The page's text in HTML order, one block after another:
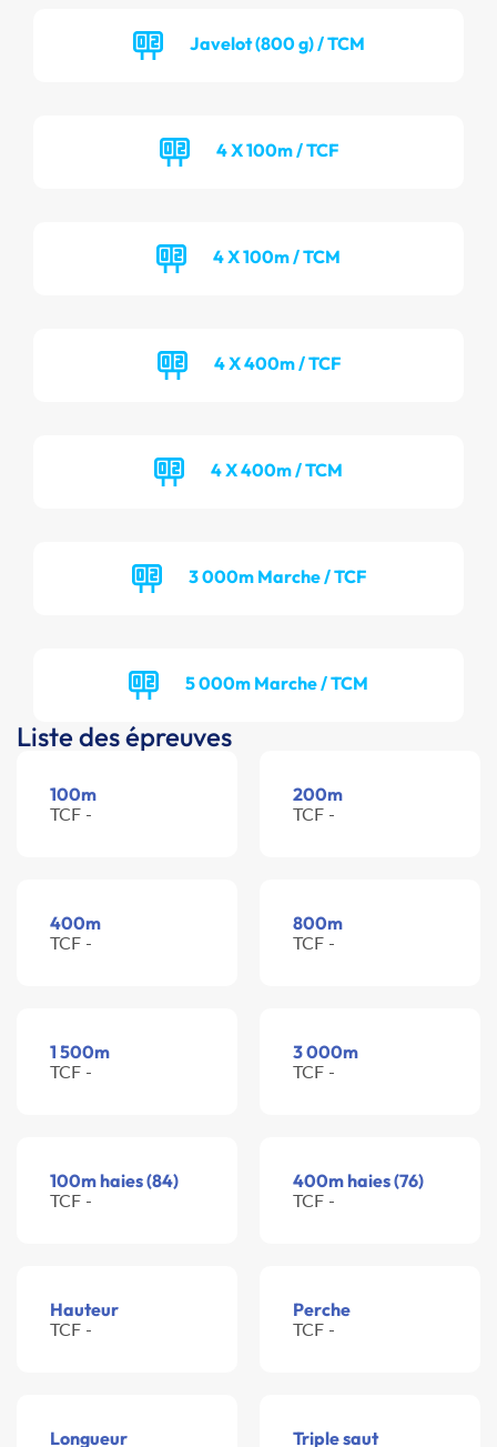
Javelot (800 g) / TCM
4 X 100m / TCF
4 X 100m / TCM
4 X 400m / TCF
4 X 400m / TCM
3 000m Marche / TCF
5 000m Marche / TCM
Liste des épreuves
100m
TCF -
200m
TCF -
400m
TCF -
800m
TCF -
1 500m
TCF -
3 000m
TCF -
100m haies (84)
TCF -
400m haies (76)
TCF -
Hauteur
TCF -
Perche
TCF -
Longueur Triple saut